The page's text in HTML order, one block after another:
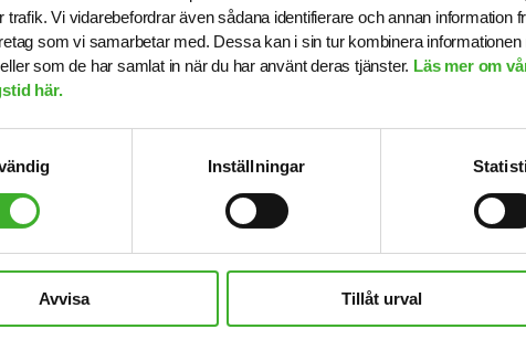
trafik. Vi vidarebefordrar även sådana identifierare och annan information
som vi samarbetar med. Dessa kan i sin tur kombinera
som de har samlat in när du har använt deras tjänster. Läs mer om
här.
Inställningar
Avvisa Tillåt urval